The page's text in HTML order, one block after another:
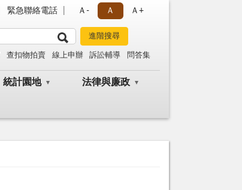
緊急聯絡電話 Ａ- Ａ Ａ+
查扣物拍賣 線上申辦 訴訟輔導 問答集
統計園地 法律與廉政